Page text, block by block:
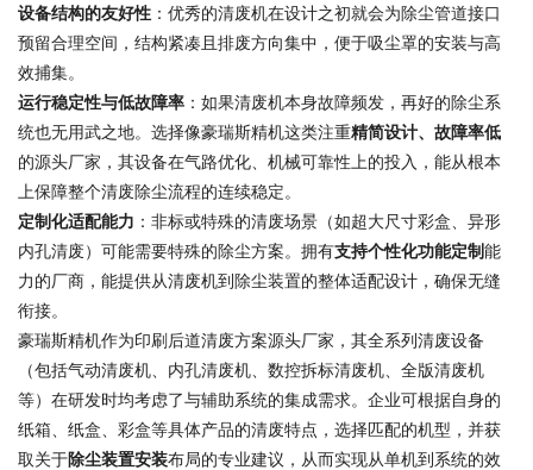
设备结构的友好性 ：优秀的清废机在设计之初就会为除尘管道接口
预留合理空间，结构紧凑且排废方向集中，便于吸尘罩的安装与高
效捕集。
运行稳定性与低故障率 ：如果清废机本身故障频发，再好的除尘系
统也无用武之地。选择像豪瑞斯精机这类注重精简设计、故障率低
的源头厂家，其设备在气路优化、机械可靠性上的投入，能从根本
上保障整个清废除尘流程的连续稳定。
定制化适配能力 ：非标或特殊的清废场景（如超大尺寸彩盒、异形
内孔清废）可能需要特殊的除尘方案。拥有支持个性化功能定制能
力的厂商，能提供从清废机到除尘装置的整体适配设计，确保无缝
衔接。
豪瑞斯精机作为印刷后道清废方案源头厂家，其全系列清废设备
（包括气动清废机、内孔清废机、数控拆标清废机、全版清废机
等）在研发时均考虑了与辅助系统的集成需求。企业可根据自身的
纸箱、纸盒、彩盒等具体产品的清废特点，选择匹配的机型，并获
取关于除尘装置安装布局的专业建议，从而实现从单机到系统的效